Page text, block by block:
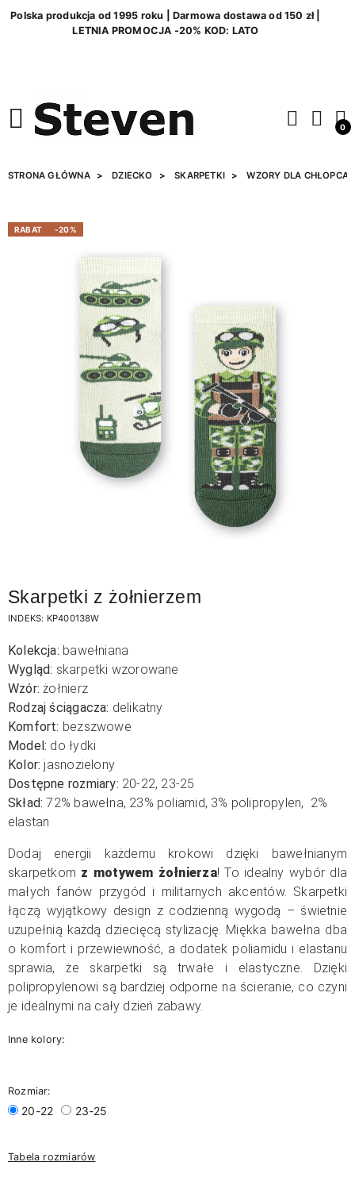
Polska produkcja od 1995 roku | Darmowa dostawa od 150 zł |
LETNIA PROMOCJA -20% KOD: LATO
0
STRONA GŁÓWNA DZIECKO SKARPETKI WZORY DLA CHŁOPCA
RABAT -20%
Skarpetki z żołnierzem
INDEKS: KP400138W
Kolekcja: bawełniana
Wygląd: skarpetki wzorowane
Wzór: żołnierz
Rodzaj ściągacza: delikatny
Komfort: bezszwowe
Model: do łydki
Kolor: jasnozielony
Dostępne rozmiary: 20-22, 23-25
Skład: 72% bawełna, 23% poliamid, 3% polipropylen, 2%
elastan
Dodaj energii każdemu krokowi dzięki bawełnianym
skarpetkom z motywem żołnierza! To idealny wybór dla
małych fanów przygód i militarnych akcentów. Skarpetki
łączą wyjątkowy design z codzienną wygodą – świetnie
uzupełnią każdą dziecięcą stylizację. Miękka bawełna dba
o komfort i przewiewność, a dodatek poliamidu i elastanu
sprawia, że skarpetki są trwałe i elastyczne. Dzięki
polipropylenowi są bardziej odporne na ścieranie, co czyni
je idealnymi na cały dzień zabawy.
Inne kolory:
Rozmiar:
20-22 23-25
Tabela rozmiarów